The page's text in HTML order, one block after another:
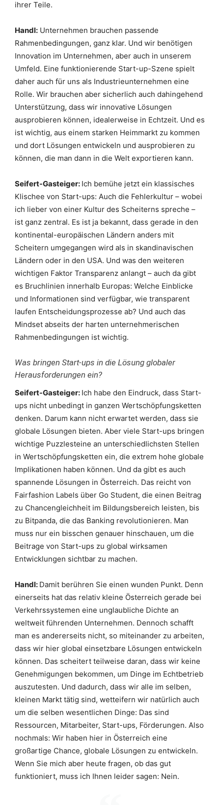
ihrer Teile.
Handl: Unternehmen brauchen passende
Rahmenbedingungen, ganz klar. Und wir benötigen
Innovation im Unternehmen, aber auch in unserem
Umfeld. Eine funktionierende Start-up-Szene spielt
daher auch für uns als Industrieunternehmen eine
Rolle. Wir brauchen aber sicherlich auch dahingehend
Unterstützung, dass wir innovative Lösungen
ausprobieren können, idealerweise in Echtzeit. Und es
ist wichtig, aus einem starken Heimmarkt zu kommen
und dort Lösungen entwickeln und ausprobieren zu
können, die man dann in die Welt exportieren kann.
Seifert-Gasteiger: Ich bemühe jetzt ein klassisches
Klischee von Start-ups: Auch die Fehlerkultur – wobei
ich lieber von einer Kultur des Scheiterns spreche –
ist ganz zentral. Es ist ja bekannt, dass gerade in den
kontinental-europäischen Ländern anders mit
Scheitern umgegangen wird als in skandinavischen
Ländern oder in den USA. Und was den weiteren
wichtigen Faktor Transparenz anlangt – auch da gibt
es Bruchlinien innerhalb Europas: Welche Einblicke
und Informationen sind verfügbar, wie transparent
laufen Entscheidungsprozesse ab? Und auch das
Mindset abseits der harten unternehmerischen
Rahmenbedingungen ist wichtig.
Was bringen Start-ups in die Lösung globaler
Herausforderungen ein?
Seifert-Gasteiger: Ich habe den Eindruck, dass Start-
ups nicht unbedingt in ganzen Wertschöpfungsketten
denken. Darum kann nicht erwartet werden, dass sie
globale Lösungen bieten. Aber viele Start-ups bringen
wichtige Puzzlesteine an unterschiedlichsten Stellen
in Wertschöpfungsketten ein, die extrem hohe globale
Implikationen haben können. Und da gibt es auch
spannende Lösungen in Österreich. Das reicht von
Fairfashion Labels über Go Student, die einen Beitrag
zu Chancengleichheit im Bildungsbereich leisten, bis
zu Bitpanda, die das Banking revolutionieren. Man
muss nur ein bisschen genauer hinschauen, um die
Beitrage von Start-ups zu global wirksamen
Entwicklungen sichtbar zu machen.
Handl: Damit berühren Sie einen wunden Punkt. Denn
einerseits hat das relativ kleine Österreich gerade bei
Verkehrssystemen eine unglaubliche Dichte an
weltweit führenden Unternehmen. Dennoch schafft
man es andererseits nicht, so miteinander zu arbeiten,
dass wir hier global einsetzbare Lösungen entwickeln
können. Das scheitert teilweise daran, dass wir keine
Genehmigungen bekommen, um Dinge im Echtbetrieb
auszutesten. Und dadurch, dass wir alle im selben,
kleinen Markt tätig sind, wetteifern wir natürlich auch
um die selben wesentlichen Dinge: Das sind
Ressourcen, Mitarbeiter, Start-ups, Förderungen. Also
nochmals: Wir haben hier in Österreich eine
großartige Chance, globale Lösungen zu entwickeln.
Wenn Sie mich aber heute fragen, ob das gut
funktioniert, muss ich Ihnen leider sagen: Nein.